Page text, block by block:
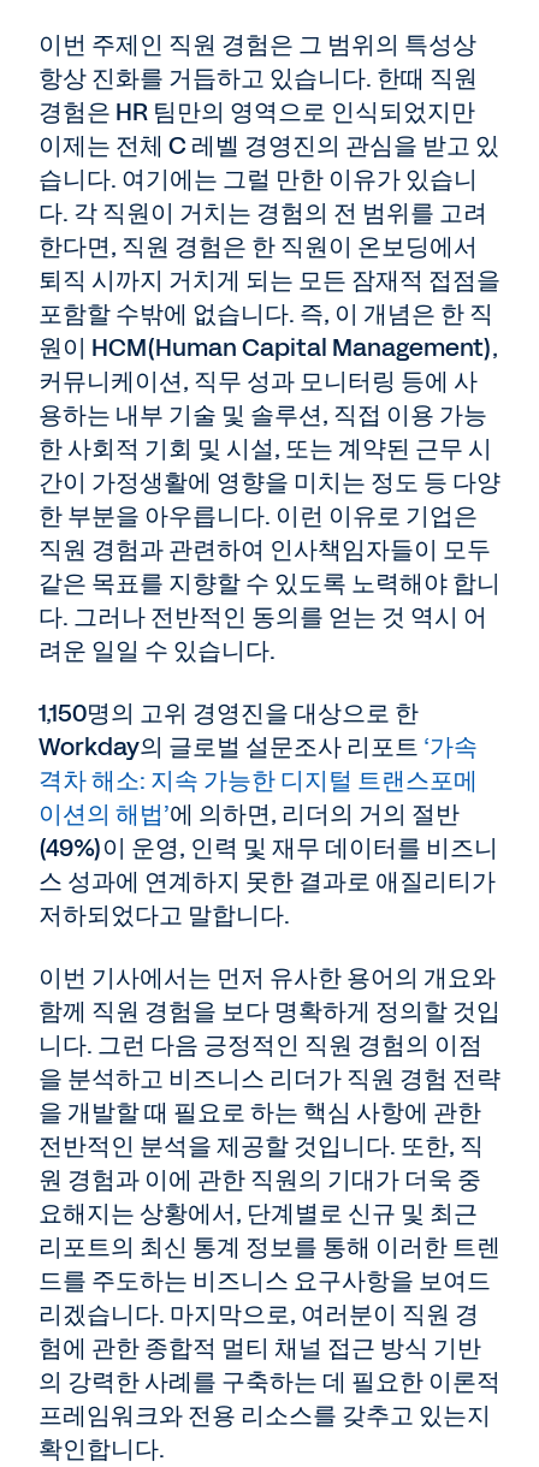
이번 주제인 직원 경험은 그 범위의 특성상
항상 진화를 거듭하고 있습니다. 한때 직원
경험은 HR 팀만의 영역으로 인식되었지만
이제는 전체 C 레벨 경영진의 관심을 받고 있
습니다. 여기에는 그럴 만한 이유가 있습니
다. 각 직원이 거치는 경험의 전 범위를 고려
한다면, 직원 경험은 한 직원이 온보딩에서
퇴직 시까지 거치게 되는 모든 잠재적 접점을
포함할 수밖에 없습니다. 즉, 이 개념은 한 직
원이 HCM(Human Capital Management),
커뮤니케이션, 직무 성과 모니터링 등에 사
용하는 내부 기술 및 솔루션, 직접 이용 가능
한 사회적 기회 및 시설, 또는 계약된 근무 시
간이 가정생활에 영향을 미치는 정도 등 다양
한 부분을 아우릅니다. 이런 이유로 기업은
직원 경험과 관련하여 인사책임자들이 모두
같은 목표를 지향할 수 있도록 노력해야 합니
다. 그러나 전반적인 동의를 얻는 것 역시 어
려운 일일 수 있습니다.
1,150명의 고위 경영진을 대상으로 한
Workday의 글로벌 설문조사 리포트 ‘가속
격차 해소: 지속 가능한 디지털 트랜스포메
이션의 해법’에 의하면, 리더의 거의 절반
(49%)이 운영, 인력 및 재무 데이터를 비즈니
스 성과에 연계하지 못한 결과로 애질리티가
저하되었다고 말합니다.
이번 기사에서는 먼저 유사한 용어의 개요와
함께 직원 경험을 보다 명확하게 정의할 것입
니다. 그런 다음 긍정적인 직원 경험의 이점
을 분석하고 비즈니스 리더가 직원 경험 전략
을 개발할 때 필요로 하는 핵심 사항에 관한
전반적인 분석을 제공할 것입니다. 또한, 직
원 경험과 이에 관한 직원의 기대가 더욱 중
요해지는 상황에서, 단계별로 신규 및 최근
리포트의 최신 통계 정보를 통해 이러한 트렌
드를 주도하는 비즈니스 요구사항을 보여드
리겠습니다. 마지막으로, 여러분이 직원 경
험에 관한 종합적 멀티 채널 접근 방식 기반
의 강력한 사례를 구축하는 데 필요한 이론적
프레임워크와 전용 리소스를 갖추고 있는지
확인합니다.